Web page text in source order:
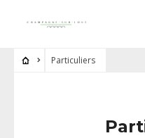
Particuliers